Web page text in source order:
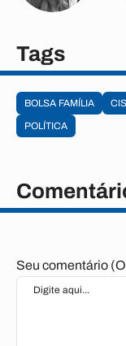
Tags
BOLSA FAMÍLIA
POLÍTICA
Seu comentário